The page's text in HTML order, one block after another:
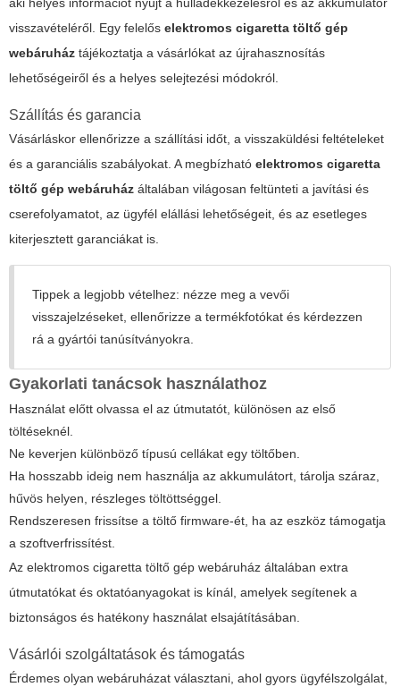
aki helyes információt nyújt a hulladékkezelésről és az akkumulátor
visszavételéről. Egy felelős elektromos cigaretta töltő gép
webáruház tájékoztatja a vásárlókat az újrahasznosítás
lehetőségeiről és a helyes selejtezési módokról.
Szállítás és garancia
Vásárláskor ellenőrizze a szállítási időt, a visszaküldési feltételeket
és a garanciális szabályokat. A megbízható elektromos cigaretta
töltő gép webáruház általában világosan feltünteti a javítási és
cserefolyamatot, az ügyfél elállási lehetőségeit, és az esetleges
kiterjesztett garanciákat is.
Tippek a legjobb vételhez: nézze meg a vevői
visszajelzéseket, ellenőrizze a termékfotókat és kérdezzen
rá a gyártói tanúsítványokra.
Gyakorlati tanácsok használathoz
Használat előtt olvassa el az útmutatót, különösen az első
töltéseknél.
Ne keverjen különböző típusú cellákat egy töltőben.
Ha hosszabb ideig nem használja az akkumulátort, tárolja száraz,
hűvös helyen, részleges töltöttséggel.
Rendszeresen frissítse a töltő firmware-ét, ha az eszköz támogatja
a szoftverfrissítést.
Az elektromos cigaretta töltő gép webáruház általában extra
útmutatókat és oktatóanyagokat is kínál, amelyek segítenek a
biztonságos és hatékony használat elsajátításában.
Vásárlói szolgáltatások és támogatás
Érdemes olyan webáruházat választani, ahol gyors ügyfélszolgálat,